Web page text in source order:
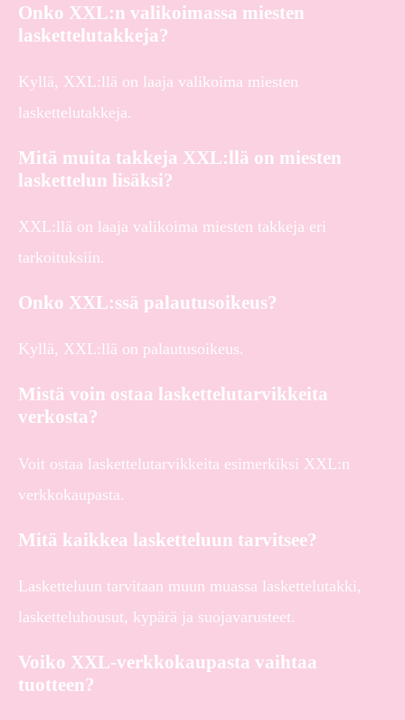
Onko XXL:n valikoimassa miesten
laskettelutakkeja?
Kyllä, XXL:llä on laaja valikoima miesten
laskettelutakkeja.
Mitä muita takkeja XXL:llä on miesten
laskettelun lisäksi?
XXL:llä on laaja valikoima miesten takkeja eri
tarkoituksiin.
Onko XXL:ssä palautusoikeus?
Kyllä, XXL:llä on palautusoikeus.
Mistä voin ostaa laskettelutarvikkeita
verkosta?
Voit ostaa laskettelutarvikkeita esimerkiksi XXL:n
verkkokaupasta.
Mitä kaikkea lasketteluun tarvitsee?
Lasketteluun tarvitaan muun muassa laskettelutakki,
lasketteluhousut, kypärä ja suojavarusteet.
Voiko XXL-verkkokaupasta vaihtaa
tuotteen?